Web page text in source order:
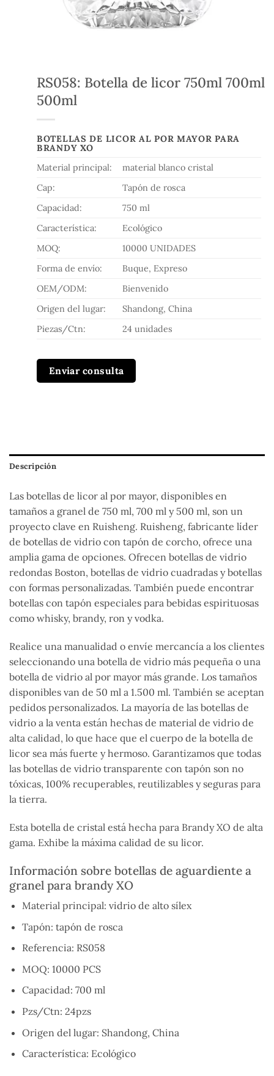
RS058: Botella de licor 750ml 700ml
500ml
BOTELLAS DE LICOR AL POR MAYOR PARA
BRANDY XO
Material principal:
material blanco cristal
Cap:
Tapón de rosca
Capacidad:
750 ml
Característica:
Ecológico
MOQ:
10000 UNIDADES
Forma de envío:
Buque, Expreso
OEM/ODM:
Bienvenido
Origen del lugar:
Shandong, China
Piezas/Ctn:
24 unidades
Enviar consulta
Descripción
Las botellas de licor al por mayor, disponibles en
tamaños a granel de 750 ml, 700 ml y 500 ml, son un
proyecto clave en Ruisheng. Ruisheng, fabricante líder
de botellas de vidrio con tapón de corcho, ofrece una
amplia gama de opciones. Ofrecen botellas de vidrio
redondas Boston, botellas de vidrio cuadradas y botellas
con formas personalizadas. También puede encontrar
botellas con tapón especiales para bebidas espirituosas
como whisky, brandy, ron y vodka.
Realice una manualidad o envíe mercancía a los clientes
seleccionando una botella de vidrio más pequeña o una
botella de vidrio al por mayor más grande. Los tamaños
disponibles van de 50 ml a 1.500 ml. También se aceptan
pedidos personalizados. La mayoría de las botellas de
vidrio a la venta están hechas de material de vidrio de
alta calidad, lo que hace que el cuerpo de la botella de
licor sea más fuerte y hermoso. Garantizamos que todas
las botellas de vidrio transparente con tapón son no
tóxicas, 100% recuperables, reutilizables y seguras para
la tierra.
Esta botella de cristal está hecha para Brandy XO de alta
gama. Exhibe la máxima calidad de su licor.
Información sobre botellas de aguardiente a
granel para brandy XO
Material principal: vidrio de alto sílex
Tapón: tapón de rosca
Referencia: RS058
MOQ: 10000 PCS
Capacidad: 700 ml
Pzs/Ctn: 24pzs
Origen del lugar: Shandong, China
Característica: Ecológico